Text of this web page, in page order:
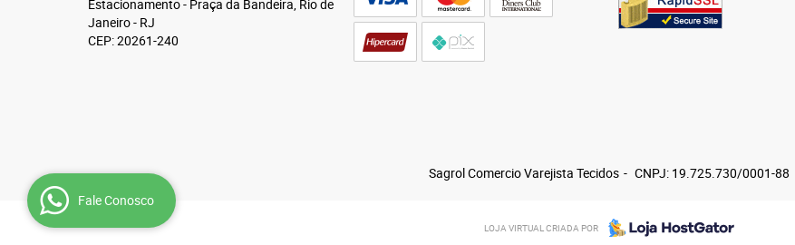
Estacionamento- Praça da Bandeira, Rio de
Janeiro- RJ
CEP: 20261-240
Sagrol Comercio Varejista Tecidos CNPJ: 19.725.730/0001-88
LOJA VIRTUAL CRIADA POR
Fale Conosco